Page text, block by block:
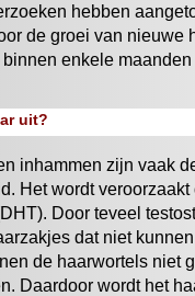
hebben
de groei van nieuwe
enkele
uit?
inhammen zijn vaak
Het wordt
Door teveel
dat niet
de haarwortels niet
Daardoor wordt het